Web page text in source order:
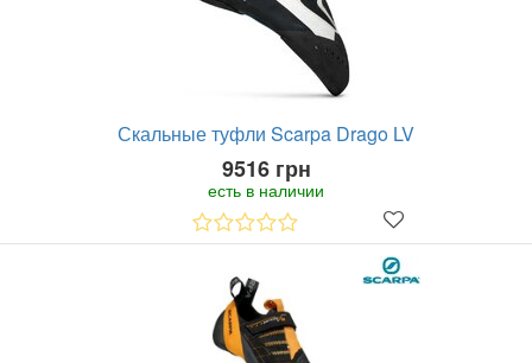
Скальные туфли Scarpa Drago LV
9516 грн
есть в наличии